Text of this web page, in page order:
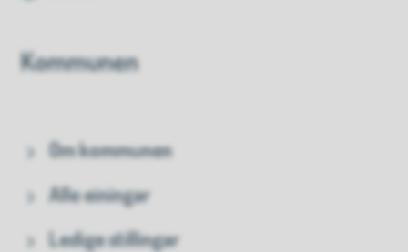
Kommunen
Om kommunen
Alle einingar
Ledige stillingar